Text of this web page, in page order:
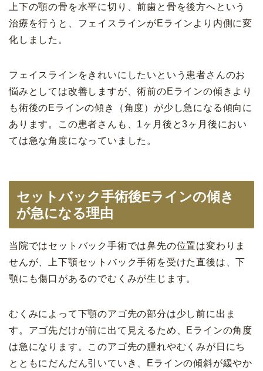
上下の顎の骨を水平に切り、前歯と骨を後方へという
治療を行うと、フェイスラインがEラインより内側に変
化しました。
フェイスラインをきれいにしたいという患者さんのお
悩みとしては改善しますが、術前のEラインの傾きより
も術後のEラインの傾き（角度）が少し急になる傾向に
あります。この患者さんも、1ヶ月後と3ヶ月後におい
ては急な角度になっていました。
セットバック手術後Eラインの傾き
が急になる理由
当院ではセットバック手術では鼻先の位置は変わりま
せんが、上下顎セットバック手術を受けた直後は、下
顎にも傷口があるのでむくみが生じます。
むくみによって下顎のアゴ先の部分は少し前に出ま
す。アゴ先だけが前に出て見えるため、Eラインの角度
は急になります。このアゴ先の腫れやむくみが日にち
とともにだんだん引いていき、Eラインの傾斜が緩やか